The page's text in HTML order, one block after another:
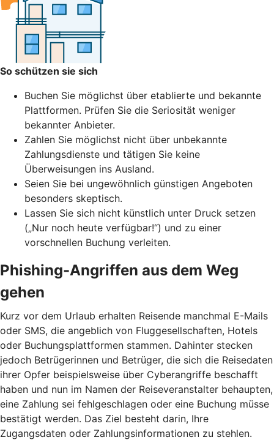
So schützen sie sich
Buchen Sie möglichst über etablierte und bekannte
Plattformen. Prüfen Sie die Seriosität weniger
bekannter Anbieter.
Zahlen Sie möglichst nicht über unbekannte
Zahlungsdienste und tätigen Sie keine
Überweisungen ins Ausland.
Seien Sie bei ungewöhnlich günstigen Angeboten
besonders skeptisch.
Lassen Sie sich nicht künstlich unter Druck setzen
(„Nur noch heute verfügbar!“) und zu einer
vorschnellen Buchung verleiten.
Phishing-Angriffen aus dem Weg
gehen
Kurz vor dem Urlaub erhalten Reisende manchmal E-Mails
oder SMS, die angeblich von Fluggesellschaften, Hotels
oder Buchungsplattformen stammen. Dahinter stecken
jedoch Betrügerinnen und Betrüger, die sich die Reisedaten
ihrer Opfer beispielsweise über Cyberangriffe beschafft
haben und nun im Namen der Reiseveranstalter behaupten,
eine Zahlung sei fehlgeschlagen oder eine Buchung müsse
bestätigt werden. Das Ziel besteht darin, Ihre
Zugangsdaten oder Zahlungsinformationen zu stehlen.